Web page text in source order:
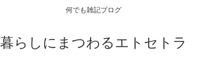
何でも雑記ブログ
暮らしにまつわるエトセトラ